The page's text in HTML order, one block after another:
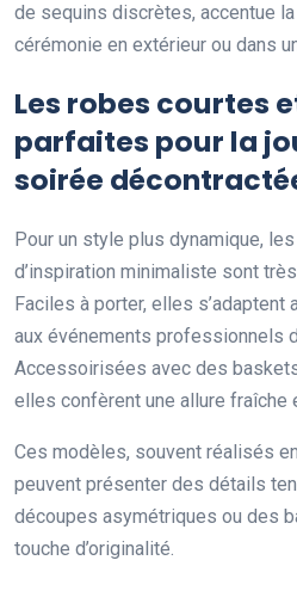
de sequins discrètes, accentue
cérémonie en extérieur ou dans
Les robes courtes
parfaites pour la
soirée
Pour un style plus dynamique,
d’inspiration minimaliste sont
Faciles à porter, elles
aux événements professionnels
Accessoirisées avec des
elles confèrent une allure fraîche
Ces modèles, souvent réalisés
peuvent présenter des détails
découpes asymétriques ou des
touche d’originalité.